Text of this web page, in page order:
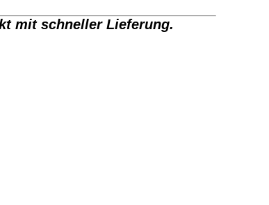
mit schneller Lieferung.